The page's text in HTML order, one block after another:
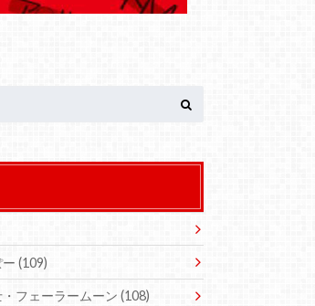
ー(109)
フェーラームーン(108)